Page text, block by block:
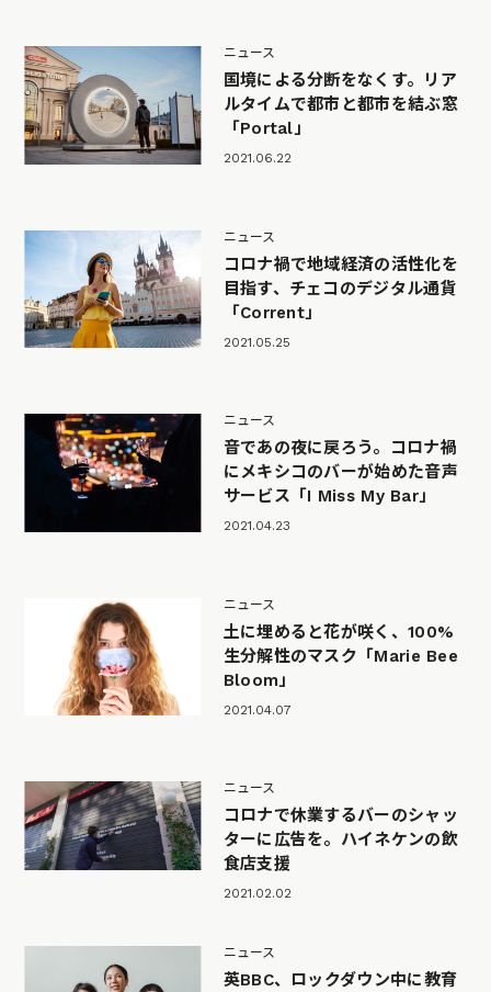
ニュース
国境による分断をなくす。リア
ルタイムで都市と都市を結ぶ窓
「Portal」
2021.06.22
ニュース
コロナ禍で地域経済の活性化を
目指す、チェコのデジタル通貨
「Corrent」
2021.05.25
ニュース
音であの夜に戻ろう。コロナ禍
にメキシコのバーが始めた音声
サービス「I Miss My Bar」
2021.04.23
ニュース
土に埋めると花が咲く、100%
生分解性のマスク「Marie Bee
Bloom」
2021.04.07
ニュース
コロナで休業するバーのシャッ
ターに広告を。ハイネケンの飲
食店支援
2021.02.02
ニュース
英BBC、ロックダウン中に教育